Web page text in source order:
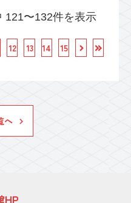
121〜132件を表示
12 13 14 15
へ
HP